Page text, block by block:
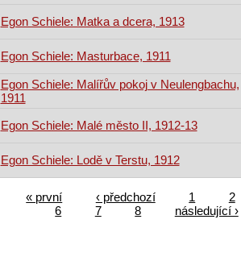
Egon Schiele: Matka a dcera, 1913
Egon Schiele: Masturbace, 1911
Egon Schiele: Malířův pokoj v Neulengbachu,
1911
Egon Schiele: Malé město II, 1912-13
Egon Schiele: Lodě v Terstu, 1912
« první ‹ předchozí 1 2
6
7 8 následující ›